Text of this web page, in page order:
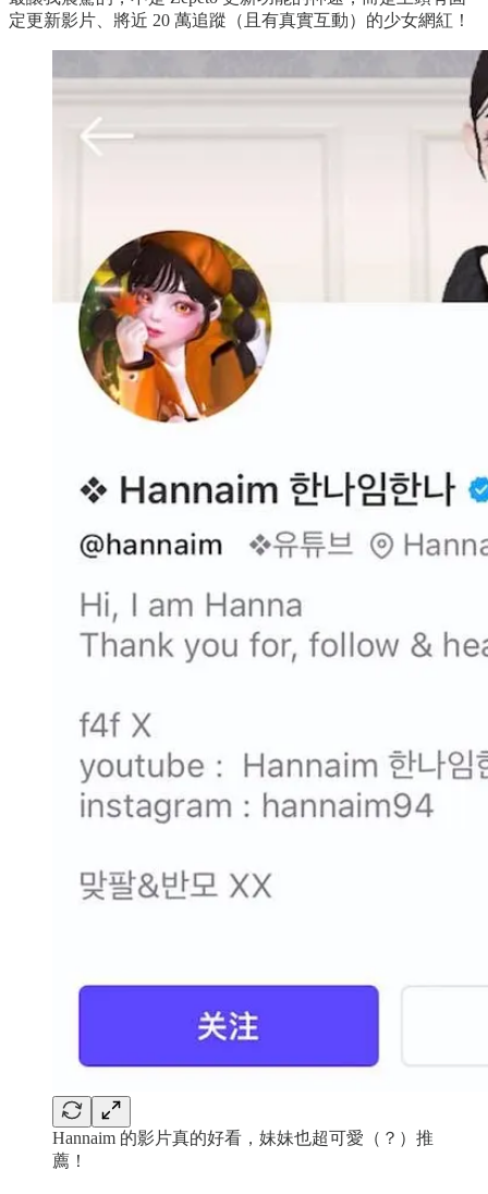
定更新影片、將近 20 萬追蹤（且有真實互動）的少女網紅！
Hannaim 的影片真的好看，妹妹也超可愛（？）推
薦！